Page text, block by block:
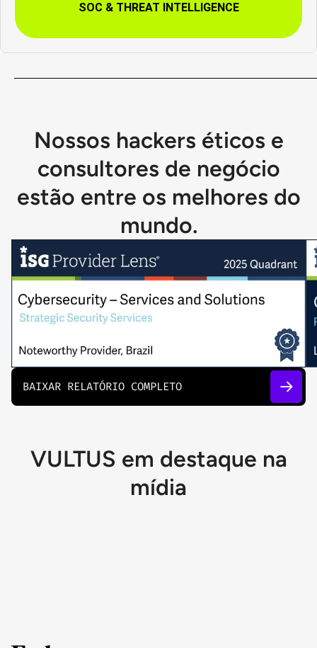
SOC & THREAT INTELLIGENCE
Nossos hackers éticos e
consultores de negócio
estão entre os melhores do
mundo.
BAIXAR RELATÓRIO COMPLETO
VULTUS em destaque na
mídia